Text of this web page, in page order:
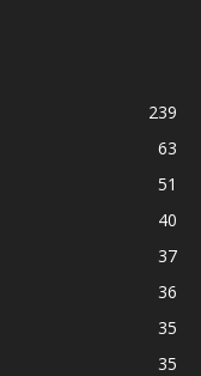
239
63
51
40
37
36
35
35